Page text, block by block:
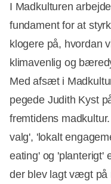
I Madkulturen
fundament for at
klogere på, hvordan
klimavenlig og
Med afsæt i
pegede Judith Kyst
fremtidens
valg', 'lokalt
eating' og 'planterigt'
der blev lagt vægt på